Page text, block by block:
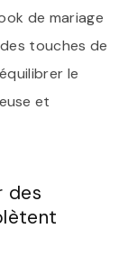
de mariage
touches de
le
et
des